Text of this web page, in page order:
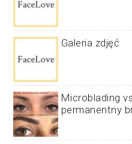
Galeria zdjęć
Microblading
permanentny